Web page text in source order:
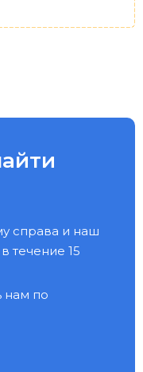
справа и наш
течение 15
нам по